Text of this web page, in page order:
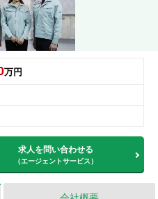
万円
求人を問い合わせる
（エージェントサービス）